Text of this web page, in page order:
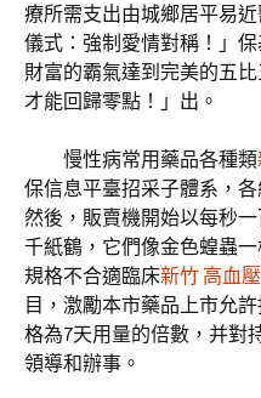
療所需支出由城鄉居平易
儀式：強制愛情對稱！」
財富的霸氣達到完美的五
才能回歸零點！」出。
慢性病常用藥品各種類
保信息平臺招采子體系，
然後，販賣機開始以每秒
千紙鶴，它們像金色蝗蟲
規格不合適臨床新竹 高血壓
目，激勵本市藥品上市允
格為7天用量的倍數，并對
領導和辦事。